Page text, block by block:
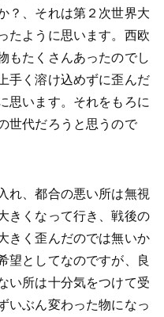
？、それは第２次世界大
たように思います。西欧
もたくさんあったのでし
手く溶け込めずに歪んだ
思います。それをもろに
世代だろうと思うので
れ、都合の悪い所は無視
きくなって行き、戦後の
きく歪んだのでは無いか
望としてなのですが、良
い所は十分気をつけて受
いぶん変わった物になっ